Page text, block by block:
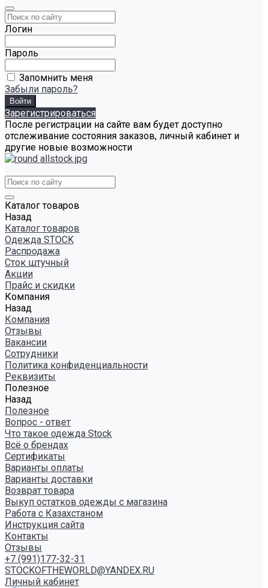
Логин
Пароль
Запомнить меня
Забыли пароль?
Зарегистрироваться
После регистрации на сайте вам будет доступно
отслеживание состояния заказов, личный кабинет и
другие новые возможности
Каталог товаров
Назад
Каталог товаров
Одежда STOCK
Распродажа
Сток штучный
Акции
Прайс и скидки
Компания
Назад
Компания
Отзывы
Вакансии
Сотрудники
Политика конфиденциальности
Реквизиты
Полезное
Назад
Полезное
Вопрос - ответ
Что такое одежда Stock
Всё о брендах
Сертификаты
Варианты оплаты
Варианты доставки
Возврат товара
Выкуп остатков одежды с магазина
Работа с Казахстаном
Инструкция сайта
Контакты
Отзывы
+7 (991)177-32-31
STOCKOFTHEWORLD@YANDEX.RU
Личный кабинет